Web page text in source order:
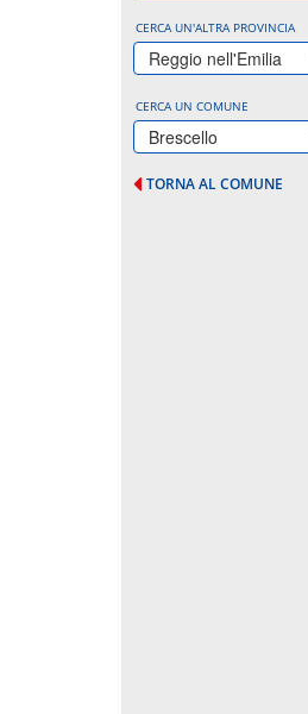
CERCA UN'ALTRA PROVINCIA
Reggio nell'Emilia
CERCA UN COMUNE
Brescello
TORNA AL COMUNE